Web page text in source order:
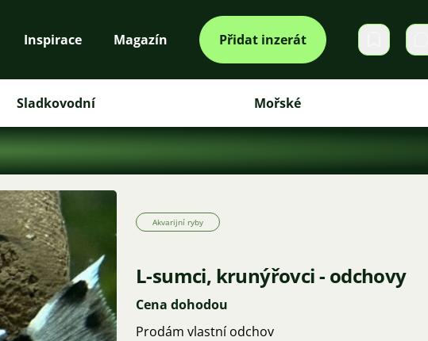
Inspirace Magazín Přidat inzerát
Sladkovodní Mořské
Akvarijní ryby
L-sumci, krunýřovci - odchovy
Cena dohodou
Prodám vlastní odchov